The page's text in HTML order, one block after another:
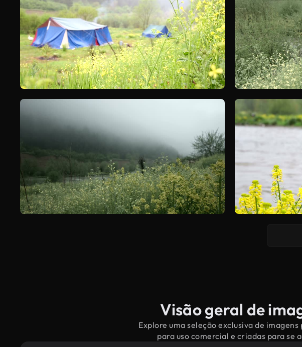
Visão geral de
Explore uma seleção exclusiva de
para uso comercial e criadas para se